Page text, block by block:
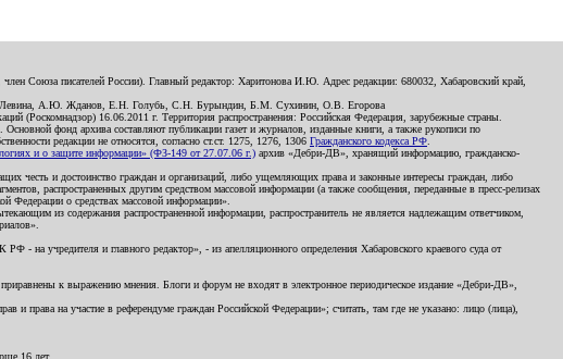
Союза писателей России). Главный редактор: Харитонова И.Ю. Адрес редакции: 680032, Хабаровский край,
Левина, А.Ю. Жданов, Е.Н. Голубь, С.Н. Бурындин, Б.М. Сухинин, О.В. Егорова
(Роскомнадзор) 16.06.2011 г. Территория распространения: Российская Федерация, зарубежные страны.
Основной фонд архива составляют публикации газет и журналов, изданные книги, а также рукописи по
редакции не относятся, согласно ст.ст. 1275, 1276, 1306 Гражданского кодекса РФ
и о защите информации» (ФЗ-149 от 27.07.06 г.) архив «Дебри-ДВ», хранящий информацию, гражданско-
честь и достоинство граждан и организаций, либо ущемляющих права и законные интересы граждан, либо
распространенных другим средством массовой информации (а также сообщения, переданные в пресс-релизах
Федерации о средствах массовой информации».
из содержания распространенной информации, распространитель не является надлежащим ответчиком,
на учредителя и главного редактор», - из апелляционного определения Хабаровского краевого суда от
к выражению мнения. Блоги и форум не входят в электронное периодическое издание «Дебри-ДВ»,
права на участие в референдуме граждан Российской Федерации»; считать, там где не указано: лицо (лица),
16 лет.